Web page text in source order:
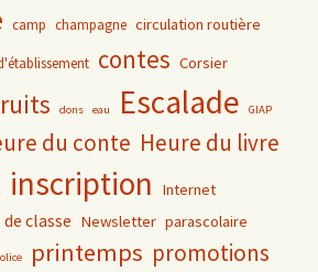
camp champagne circulation routière
contes Corsier
dons eau Escalade GIAP
du conte Heure du livre
inscription Internet
classe Newsletter parascolaire
printemps promotions